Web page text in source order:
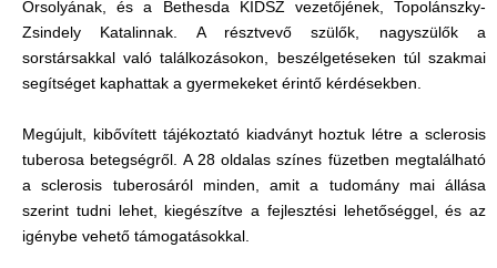
Orsolyának, és a Bethesda KIDSZ vezetőjének, Topolánszky-
Zsindely Katalinnak. A résztvevő szülők, nagyszülők a
sorstársakkal való találkozásokon, beszélgetéseken túl szakmai
segítséget kaphattak a gyermekeket érintő kérdésekben.
Megújult, kibővített tájékoztató kiadványt hoztuk létre a sclerosis
tuberosa betegségről. A 28 oldalas színes füzetben megtalálható
a sclerosis tuberosáról minden, amit a tudomány mai állása
szerint tudni lehet, kiegészítve a fejlesztési lehetőséggel, és az
igénybe vehető támogatásokkal.